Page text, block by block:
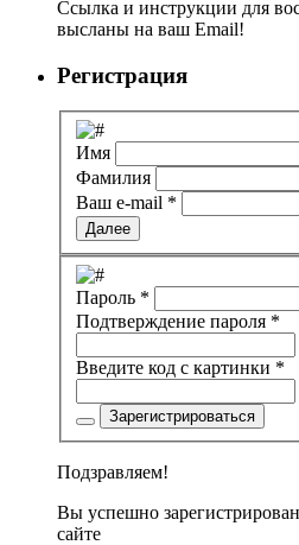
Ссылка и инструкции для
высланы на ваш Email!
Регистрация
Имя
Фамилия
Ваш e-mail *
Далее
Пароль *
Подтверждение пароля *
Введите код с картинки *
Зарегистрироваться
Подзравляем!
Вы успешно
сайте